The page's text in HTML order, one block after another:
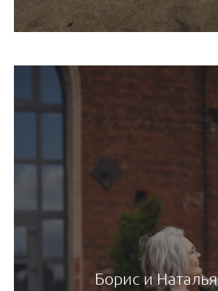
Борис и Наталья